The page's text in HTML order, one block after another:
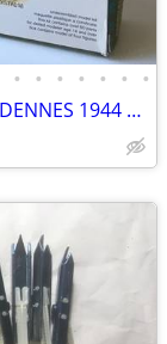
• • • • • • •
DRAGON 6091 AMBUSH AT POTEAU ARDENNES 1944 1 35 SCALE GERMAN FIGURE SE